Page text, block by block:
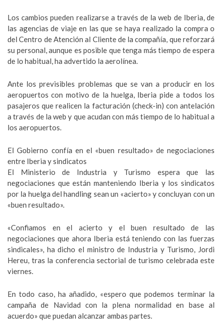
Los cambios pueden realizarse a través de la web de Iberia, de
las agencias de viaje en las que se haya realizado la compra o
del Centro de Atención al Cliente de la compañía, que reforzará
su personal, aunque es posible que tenga más tiempo de espera
de lo habitual, ha advertido la aerolínea.
Ante los previsibles problemas que se van a producir en los
aeropuertos con motivo de la huelga, Iberia pide a todos los
pasajeros que realicen la facturación (check-in) con antelación
a través de la web y que acudan con más tiempo de lo habitual a
los aeropuertos.
El Gobierno confía en el «buen resultado» de negociaciones
entre Iberia y sindicatos
El Ministerio de Industria y Turismo espera que las
negociaciones que están manteniendo Iberia y los sindicatos
por la huelga del handling sean un «acierto» y concluyan con un
«buen resultado».
«Confiamos en el acierto y el buen resultado de las
negociaciones que ahora Iberia está teniendo con las fuerzas
sindicales», ha dicho el ministro de Industria y Turismo, Jordi
Hereu, tras la conferencia sectorial de turismo celebrada este
viernes.
En todo caso, ha añadido, «espero que podemos terminar la
campaña de Navidad con la plena normalidad en base al
acuerdo» que puedan alcanzar ambas partes.